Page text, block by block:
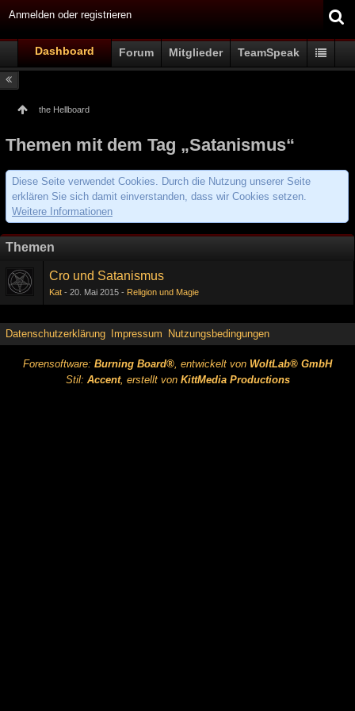
Anmelden oder registrieren
Dashboard Forum Mitglieder TeamSpeak
the Hellboard
Themen mit dem Tag „Satanismus“
Diese Seite verwendet Cookies. Durch die Nutzung unserer Seite
erklären Sie sich damit einverstanden, dass wir Cookies setzen.
Weitere Informationen
Themen
Cro und Satanismus
Kat 20. Mai 2015 Religion und Magie
Datenschutzerklärung Impressum Nutzungsbedingungen
Forensoftware: Burning Board®, entwickelt von WoltLab® GmbH
Stil: Accent, erstellt von KittMedia Productions